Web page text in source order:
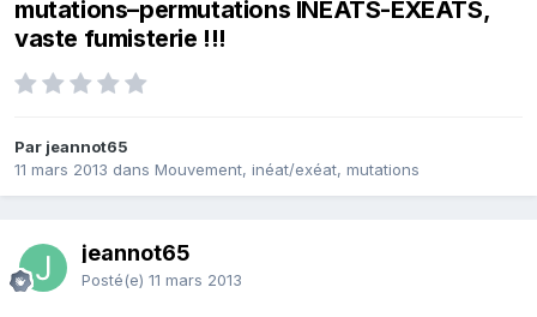
mutations–permutations INEATS-EXEATS,
vaste fumisterie !!!
Par jeannot65
11 mars 2013 dans Mouvement, inéat/exéat, mutations
jeannot65
Posté(e) 11 mars 2013